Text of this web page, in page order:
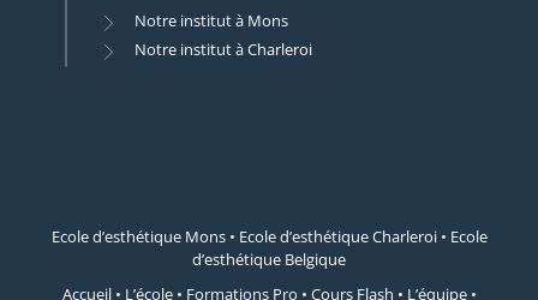
Notre institut à Mons
Notre institut à Charleroi
Ecole d’esthétique Mons • Ecole d’esthétique Charleroi • Ecole
d’esthétique Belgique
Accueil • L’école • Formations Pro • Cours Flash • L’équipe •